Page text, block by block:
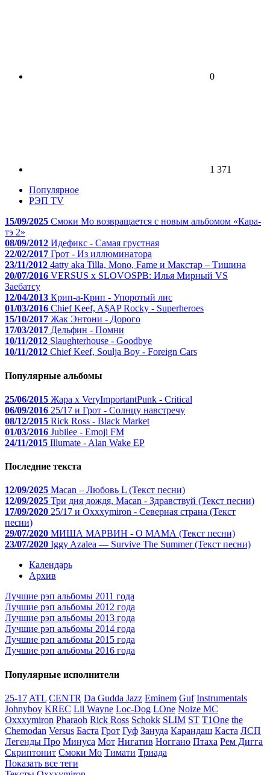
0
1 371
Популярное
РЭП TV
15/09/2025 Смоки Мо возвращается с новым альбомом «Кара-
тэ 2»
08/09/2012 Идефикс - Самая грустная
22/02/2017 Грот - Из иллюминатора
23/11/2012 4atty aka Tilla, Mono, Fame и Макстар – Тишина
20/07/2016 VERSUS x SLOVOSPB: Илья Мирный VS
Заебатсу
12/04/2013 Крип-а-Крип - Упоротый лис
01/03/2016 Chief Keef, A$AP Rocky - Superheroes
15/10/2017 Жак Энтони - Дорого
17/03/2017 Дельфин - Помни
10/11/2012 Slaughterhouse - Goodbye
10/11/2012 Chief Keef, Soulja Boy - Foreign Cars
Популярные альбомы
25/06/2015 Жара x VeryImportantPunk - Critical
06/09/2016 25/17 и Грот - Солнцу навстречу
08/12/2015 Rick Ross - Black Market
01/03/2016 Jubilee - Emoji FM
24/11/2015 Illumate - Alan Wake EP
Последние текста
12/09/2025 Macan – Любовь L (Текст песни)
12/09/2025 Три дня дождя, Macan - Здравствуй (Текст песни)
17/09/2020 25/17 и Oxxxymiron - Северная страна (Текст
песни)
29/07/2020 МИША МАРВИН - О МАМА (Текст песни)
23/07/2020 Iggy Azalea — Survive The Summer (Текст песни)
Календарь
Архив
Лучшие рэп альбомы 2011 года
Лучшие рэп альбомы 2012 года
Лучшие рэп альбомы 2013 года
Лучшие рэп альбомы 2014 года
Лучшие рэп альбомы 2015 года
Лучшие рэп альбомы 2016 года
Популярные исполнители
25-17 ATL CENTR Da Gudda Jazz Eminem Guf Instrumentals
Johnyboy KREC Lil Wayne Loc-Dog LOne Noize MC
Oxxxymiron Pharaoh Rick Ross Schokk SLIM ST T1One the
Chemodan Versus Баста Грот Гуф Зануда Карандаш Каста ЛСП
Легенды Про Минуса Мот Нигатив Ноггано Птаха Рем Дигга
Скриптонит Смоки Мо Тимати Триада
Показать все теги